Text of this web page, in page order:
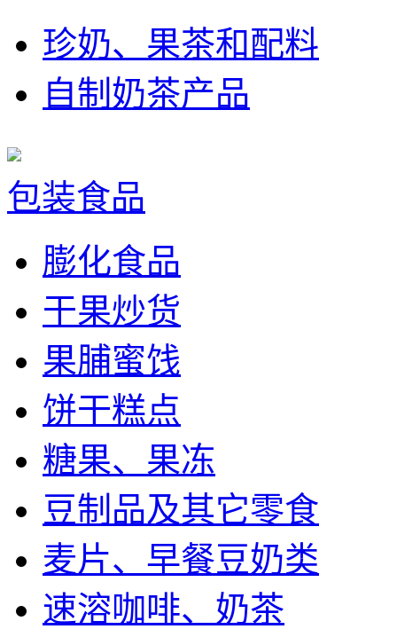
珍奶、果茶和配料
自制奶茶产品
包装食品
膨化食品
干果炒货
果脯蜜饯
饼干糕点
糖果、果冻
豆制品及其它零食
麦片、早餐豆奶类
速溶咖啡、奶茶